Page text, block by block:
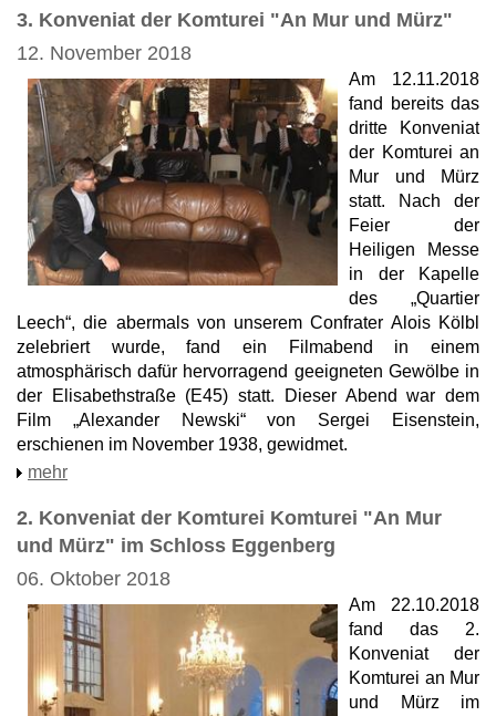
3. Konveniat der Komturei "An Mur und Mürz"
12. November 2018
Am 12.11.2018
fand bereits das
dritte Konveniat
der Komturei an
Mur und Mürz
statt. Nach der
Feier der
Heiligen Messe
in der Kapelle
des „Quartier
Leech“, die abermals von unserem Confrater Alois Kölbl
zelebriert wurde, fand ein Filmabend in einem
atmosphärisch dafür hervorragend geeigneten Gewölbe in
der Elisabethstraße (E45) statt. Dieser Abend war dem
Film „Alexander Newski“ von Sergei Eisenstein,
erschienen im November 1938, gewidmet.
mehr
2. Konveniat der Komturei Komturei "An Mur
und Mürz" im Schloss Eggenberg
06. Oktober 2018
Am 22.10.2018
fand das 2.
Konveniat der
Komturei an Mur
und Mürz im